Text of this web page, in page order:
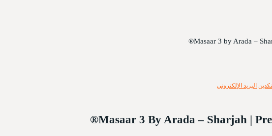
Masaar 3 by Arada –
البريد الإلكتروني
Masaar 3 By Arada – Sharjah |